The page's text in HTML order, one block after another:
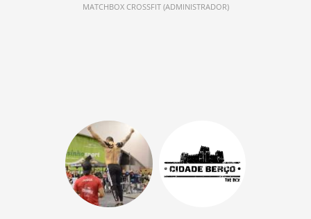
MATCHBOX CROSSFIT (ADMINISTRADOR)